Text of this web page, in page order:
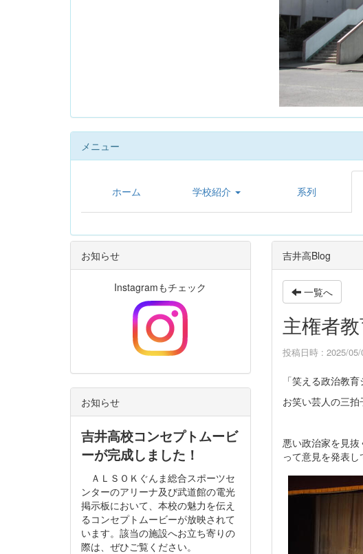
メニュー
ホーム 学校紹介 系列
吉井高Blog
一覧へ
主権者
投稿日時 : 2025/05/
「笑える政治教
お笑い芸人の三
悪い政治家を見
って意見を発表し
お知らせ
Instagramもチェック
お知らせ
吉井高校コンセプトムービ
ーが完成しました！
ＡＬＳＯＫぐんま総合スポーツセ
ンターのアリーナ及び武道館の電光
掲示板において、本校の魅力を伝え
るコンセプトムービーが放映されて
います。該当の施設へお立ち寄りの
際は、ぜひご覧ください。